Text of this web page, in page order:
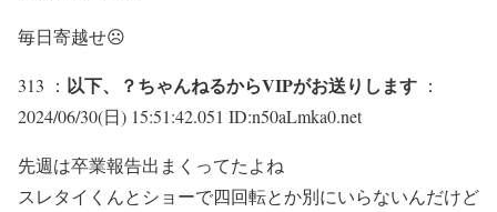
毎日寄越せ☹
313 ： 以下、？ちゃんねるからVIPがお送りします ：
2024/06/30(日) 15:51:42.051 ID:n50aLmka0.net
先週は卒業報告出まくってたよね
スレタイくんとショーで四回転とか別にいらないんだけど